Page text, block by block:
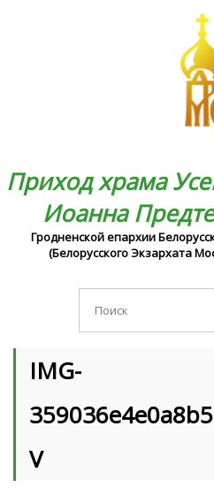
Приход храма
Иоанна
Гродненской епархии
(Белорусского Экзархата
IMG-
V